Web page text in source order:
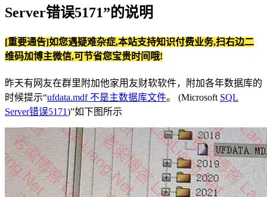
Server错误5171”的说明
[重要通告]如您遇疑难杂症,本站支持知识付费业务,扫右边二
维码加博主微信,可节省您宝贵时间哦!
昨天有网友在群里附加他家用友财软软件，附加各年数据库的
时候提示“ufdata.mdf 不是主数据库文件。 (Microsoft SQL
Server错误5171)”如下图所示